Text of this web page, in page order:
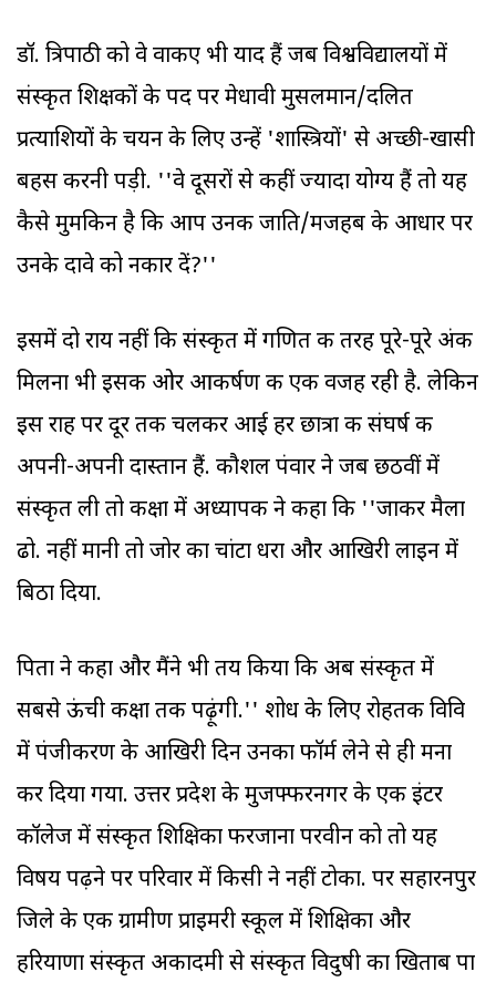
डॉ. त्रिपाठी को वे वाकए भी याद हैं जब विश्वविद्यालयों में
संस्कृत शिक्षकों के पद पर मेधावी मुसलमान/दलित
प्रत्याशियों के चयन के लिए उन्हें 'शास्त्रियों' से अच्छी-खासी
बहस करनी पड़ी. ''वे दूसरों से कहीं ज्‍यादा योग्य हैं तो यह
कैसे मुमकिन है कि आप उनकी जाति/मजहब के आधार पर
उनके दावे को नकार दें?''
इसमें दो राय नहीं कि संस्कृत में गणित की तरह पूरे-पूरे अंक
मिलना भी इसकी ओर आकर्षण की एक वजह रही है. लेकिन
इस राह पर दूर तक चलकर आई हर छात्रा की संघर्ष की
अपनी-अपनी दास्तान हैं. कौशल पंवार ने जब छठवीं में
संस्कृत ली तो कक्षा में अध्यापक ने कहा कि ''जाकर मैला
ढो. नहीं मानी तो जोर का चांटा धरा और आखिरी लाइन में
बिठा दिया.
पिता ने कहा और मैंने भी तय किया कि अब संस्कृत में
सबसे ऊंची कक्षा तक पढ़ूंगी.'' शोध के लिए रोहतक विवि
में पंजीकरण के आखिरी दिन उनका फॉर्म लेने से ही मना
कर दिया गया. उत्तर प्रदेश के मुजफ्फरनगर के एक इंटर
कॉलेज में संस्कृत शिक्षिका फरजाना परवीन को तो यह
विषय पढ़ने पर परिवार में किसी ने नहीं टोका. पर सहारनपुर
जिले के एक ग्रामीण प्राइमरी स्कूल में शिक्षिका और
हरियाणा संस्कृत अकादमी से संस्कृत विदुषी का खिताब पा